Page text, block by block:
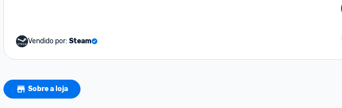
Vendido por: Steam
Sobre a loja